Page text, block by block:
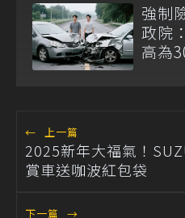
強制
政院
高為
← 上一篇
2025新年大福氣！
賞車送咖波紅包袋
下一篇 →